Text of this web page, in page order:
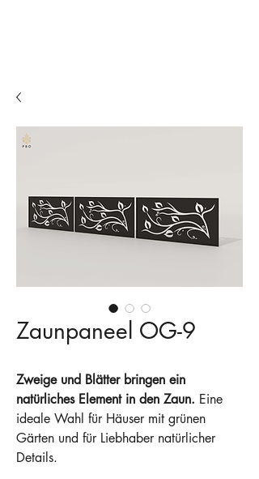
Zaunpaneel OG-9
Zweige und Blätter bringen ein
natürliches Element in den Zaun. Eine
ideale Wahl für Häuser mit grünen
Gärten und für Liebhaber natürlicher
Details.